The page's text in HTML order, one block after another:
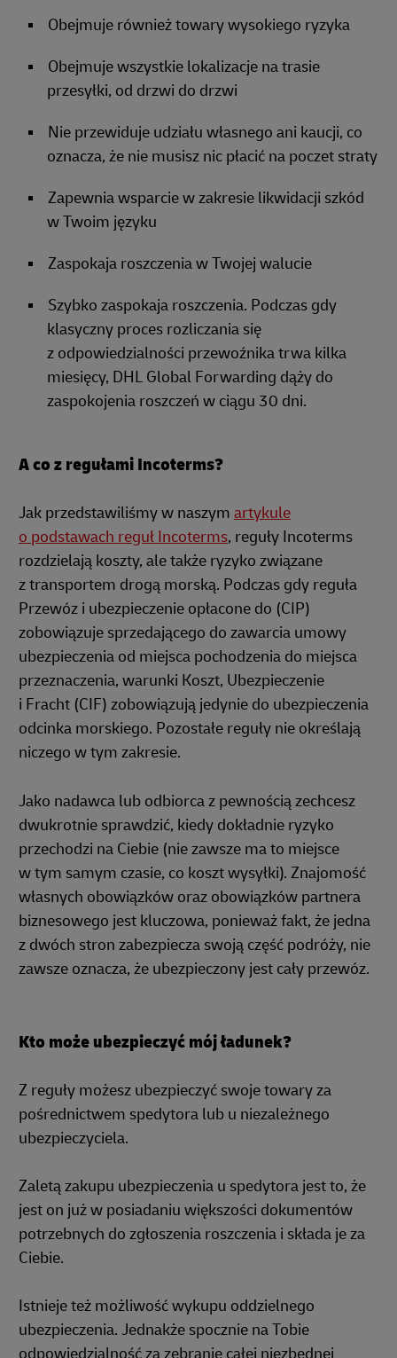
Obejmuje również towary wysokiego ryzyka
Obejmuje wszystkie lokalizacje na trasie
przesyłki, od drzwi do drzwi
Nie przewiduje udziału własnego ani kaucji, co
oznacza, że nie musisz nic płacić na poczet straty
Zapewnia wsparcie w zakresie likwidacji szkód
w Twoim języku
Zaspokaja roszczenia w Twojej walucie
Szybko zaspokaja roszczenia. Podczas gdy
klasyczny proces rozliczania się
z odpowiedzialności przewoźnika trwa kilka
miesięcy, DHL Global Forwarding dąży do
zaspokojenia roszczeń w ciągu 30 dni.
A co z regułami Incoterms?
Jak przedstawiliśmy w naszym artykule
o podstawach reguł Incoterms, reguły Incoterms
rozdzielają koszty, ale także ryzyko związane
z transportem drogą morską. Podczas gdy reguła
Przewóz i ubezpieczenie opłacone do (CIP)
zobowiązuje sprzedającego do zawarcia umowy
ubezpieczenia od miejsca pochodzenia do miejsca
przeznaczenia, warunki Koszt, Ubezpieczenie
i Fracht (CIF) zobowiązują jedynie do ubezpieczenia
odcinka morskiego. Pozostałe reguły nie określają
niczego w tym zakresie.
Jako nadawca lub odbiorca z pewnością zechcesz
dwukrotnie sprawdzić, kiedy dokładnie ryzyko
przechodzi na Ciebie (nie zawsze ma to miejsce
w tym samym czasie, co koszt wysyłki). Znajomość
własnych obowiązków oraz obowiązków partnera
biznesowego jest kluczowa, ponieważ fakt, że jedna
z dwóch stron zabezpiecza swoją część podróży, nie
zawsze oznacza, że ubezpieczony jest cały przewóz.
Kto może ubezpieczyć mój ładunek?
Z reguły możesz ubezpieczyć swoje towary za
pośrednictwem spedytora lub u niezależnego
ubezpieczyciela.
Zaletą zakupu ubezpieczenia u spedytora jest to, że
jest on już w posiadaniu większości dokumentów
potrzebnych do zgłoszenia roszczenia i składa je za
Ciebie.
Istnieje też możliwość wykupu oddzielnego
ubezpieczenia. Jednakże spocznie na Tobie
odpowiedzialność za zebranie całej niezbędnej